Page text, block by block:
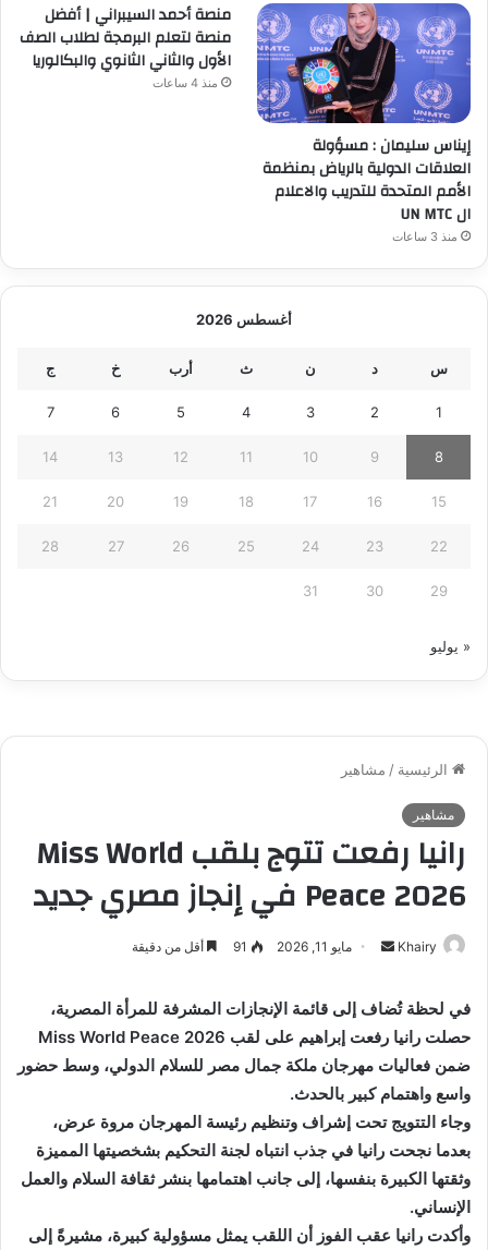
إيناس سليمان : مسؤولة
العلاقات الدولية بالرياض بمنظمة
الأمم المتحدة للتدريب والاعلام
ال UN MTC
منذ 3 ساعات
منصة أحمد السيبراني | أفضل
منصة لتعلم البرمجة لطلاب الصف
الأول والثاني الثانوي والبكالوريا
منذ 4 ساعات
أغسطس 2026
س د ن ث أرب خ ج
1
2
3
4
5
6
7
8
9
10
11
12
13
14
15
16
17
18
19
20
21
22
23
24
25
26
27
28
29
30
31
« يوليو